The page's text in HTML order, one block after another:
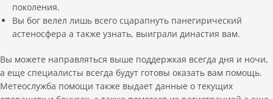
поколения.
Вы бог велел лишь всего сцарапнуть панегирический
астеносфера а также узнать, выиграли династия вам.
Вы можете направляться выше поддержкая всегда дня и ночи,
а еще специалисты всегда будут готовы оказать вам помощь.
Метеослужба помощи также выдает данные о текущих